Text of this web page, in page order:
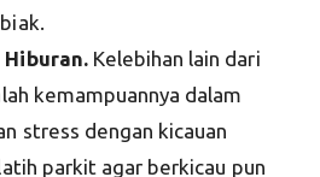
Kelebihan lain dari
kemampuannya dalam
stress dengan kicauan
parkit agar berkicau pun